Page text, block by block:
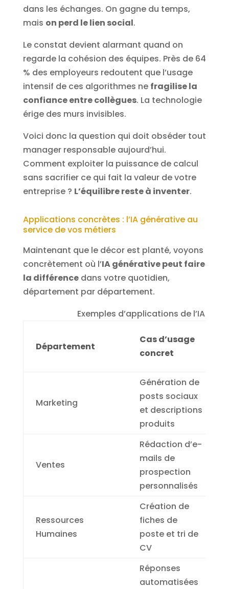
dans les échanges. On gagne du temps,
mais on perd le lien social.
Le constat devient alarmant quand on
regarde la cohésion des équipes. Près de 64
% des employeurs redoutent que l’usage
intensif de ces algorithmes ne fragilise la
confiance entre collègues. La technologie
érige des murs invisibles.
Voici donc la question qui doit obséder tout
manager responsable aujourd’hui.
Comment exploiter la puissance de calcul
sans sacrifier ce qui fait la valeur de votre
entreprise ? L’équilibre reste à inventer.
Applications concrètes : l’IA générative au
service de vos métiers
Maintenant que le décor est planté, voyons
concrètement où l’IA générative peut faire
la différencedans votre quotidien,
département par département.
Exemples d’applications de l’IA
Département
Cas d’usage
concret
Marketing
Génération de
posts sociaux
et descriptions
produits
Ventes
Rédaction d’e-
mails de
prospection
personnalisés
Ressources
Humaines
Création de
fiches de
poste et tri de
CV
Réponses
automatisées